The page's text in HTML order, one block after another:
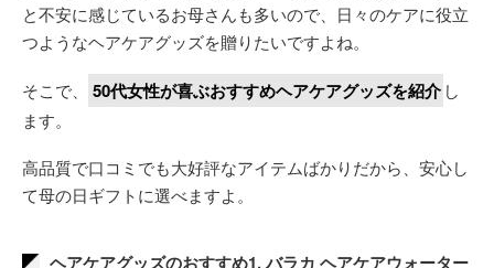
と不安に感じているお母さんも多いので、日々のケアに役立
つようなヘアケアグッズを贈りたいですよね。
そこで、 50代女性が喜ぶおすすめヘアケアグッズを紹介 し
ます。
高品質で口コミでも大好評なアイテムばかりだから、安心し
て母の日ギフトに選べますよ。
ヘアケアグッズのおすすめ1. バラカ ヘアケアウォーター